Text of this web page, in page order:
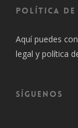
Política de
Aquí puedes
legal y política
SÍGUENOS